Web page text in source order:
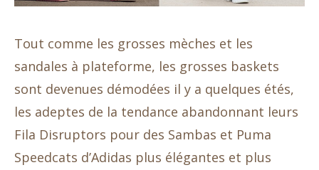
Tout comme les grosses mèches et les
sandales à plateforme, les grosses baskets
sont devenues démodées il y a quelques étés,
les adeptes de la tendance abandonnant leurs
Fila Disruptors pour des Sambas et Puma
Speedcats d’Adidas plus élégantes et plus